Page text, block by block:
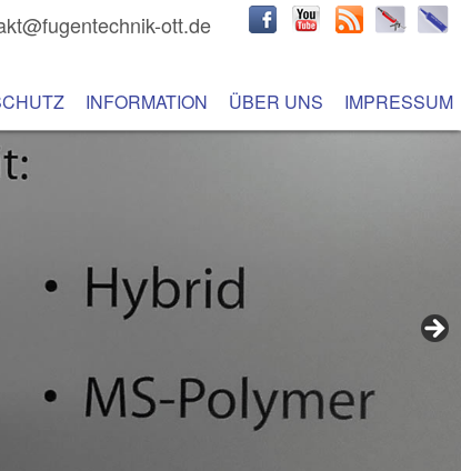
ott.de
wechselnINFORMATION ÜBER UNS IMPRESSUM